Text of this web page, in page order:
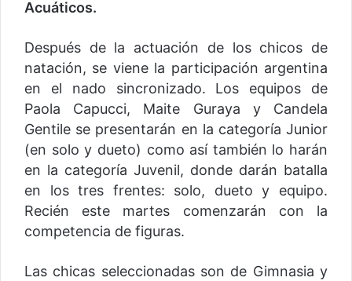
Acuáticos.
Después de la actuación de los chicos de
natación, se viene la participación argentina
en el nado sincronizado. Los equipos de
Paola Capucci, Maite Guraya y Candela
Gentile se presentarán en la categoría Junior
(en solo y dueto) como así también lo harán
en la categoría Juvenil, donde darán batalla
en los tres frentes: solo, dueto y equipo.
Recién este martes comenzarán con la
competencia de figuras.
Las chicas seleccionadas son de Gimnasia y